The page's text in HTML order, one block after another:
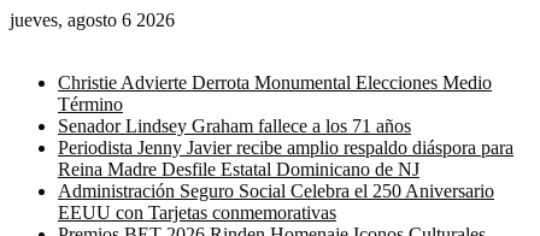
jueves, agosto 6 2026
Christie Advierte Derrota Monumental Elecciones Medio
Término
Senador Lindsey Graham fallece a los 71 años
Periodista Jenny Javier recibe amplio respaldo diáspora para
Reina Madre Desfile Estatal Dominicano de NJ
Administración Seguro Social Celebra el 250 Aniversario
EEUU con Tarjetas conmemorativas